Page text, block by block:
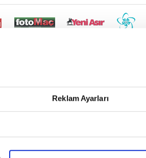
Reklam Ayarları